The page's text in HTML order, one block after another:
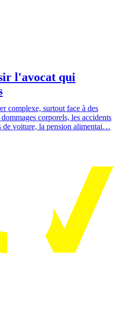
l'avocat qui
complexe, surtout face à des
corporels, les accidents
de voiture, la pension alimentai…